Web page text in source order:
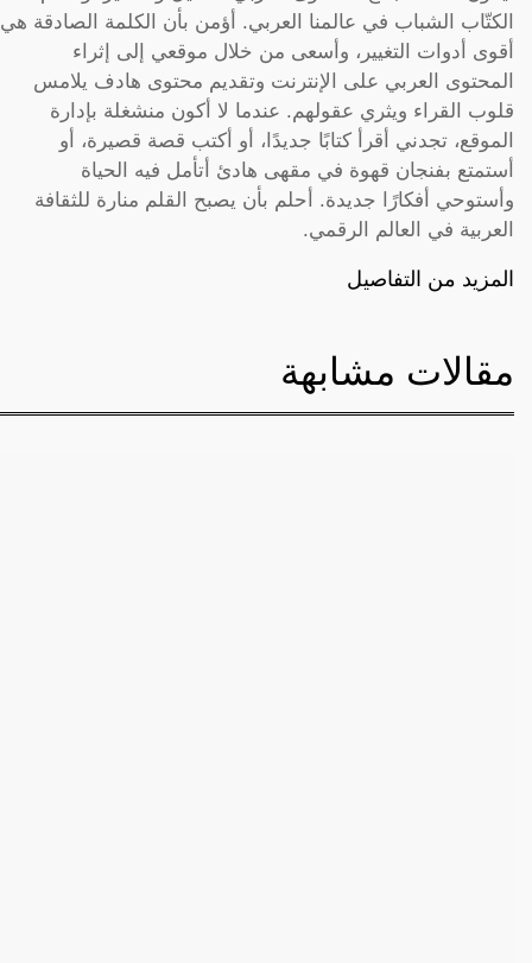
الكتّاب الشباب في عالمنا العربي. أؤمن بأن الكلمة الصادقة هي
أقوى أدوات التغيير، وأسعى من خلال موقعي إلى إثراء
المحتوى العربي على الإنترنت وتقديم محتوى هادف يلامس
قلوب القراء ويثري عقولهم. عندما لا أكون منشغلة بإدارة
الموقع، تجدني أقرأ كتابًا جديدًا، أو أكتب قصة قصيرة، أو
أستمتع بفنجان قهوة في مقهى هادئ أتأمل فيه الحياة
وأستوحي أفكارًا جديدة. أحلم بأن يصبح القلم منارة للثقافة
العربية في العالم الرقمي.
المزيد من التفاصيل
مقالات مشابهة